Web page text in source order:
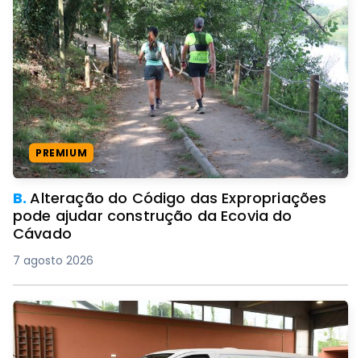
PREMIUM
B.Alteração do Código das Expropriações
pode ajudar construção da Ecovia do
Cávado
7 agosto 2026